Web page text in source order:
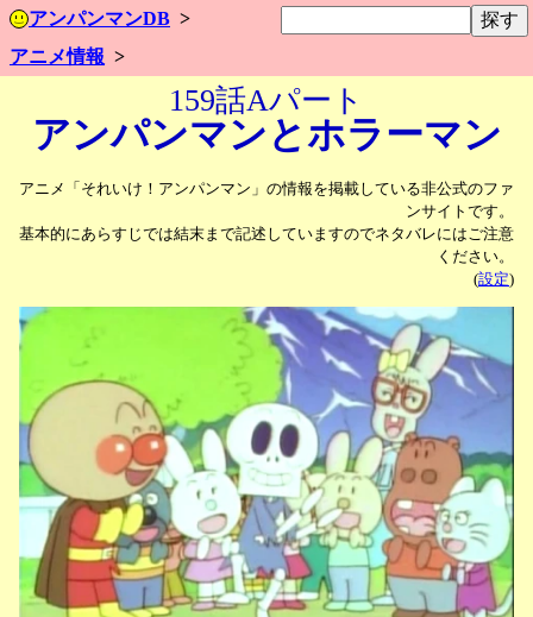
アンパンマンDB
アニメ情報
159話Aパート
アンパンマンとホラーマン
アニメ「それいけ！アンパンマン」の情報を掲載している非公式のファ
ンサイトです。
基本的にあらすじでは結末まで記述していますのでネタバレにはご注意
ください。
(設定)